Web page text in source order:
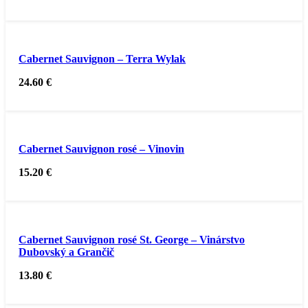
Cabernet Sauvignon – Terra Wylak
24.60€
Cabernet Sauvignon rosé – Vinovin
15.20€
Cabernet Sauvignon rosé St. George – Vinárstvo
Dubovský a Grančič
13.80€